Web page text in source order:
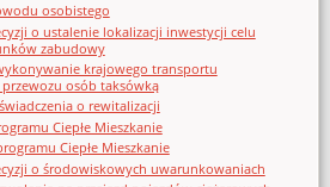
osobistego
o ustalenie lokalizacji inwestycji celu
zabudowy
krajowego transportu
osób taksówką
o rewitalizacji
Ciepłe Mieszkanie
Ciepłe Mieszkanie
o środowiskowych uwarunkowaniach